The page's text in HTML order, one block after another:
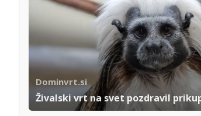
Dominvrt.si
Živalski vrt na svet pozdravil